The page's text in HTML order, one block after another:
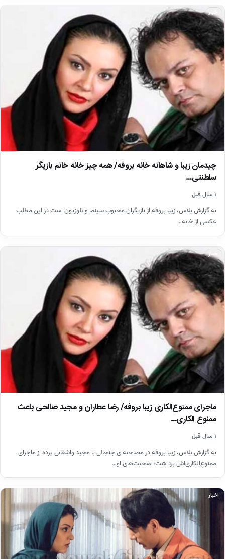
اخبار
چیدمان زیبا و شاهانه خانه بروفه/ همه چیز خانه خانم بازیگر
سلطنتی…
۱ سال قبل
به گزارش پلاس، زیبا بروفه از بازیگران محبوب سینما و تلوزیون است در این مطلب
عکسی از خانه…
اخبار
ماجرای ممنوع‌الکاری زیبا بروفه/ رضا عطاران و مجید صالحی باعث
ممنوع الکاری…
۱ سال قبل
به گزارش پلاس، زیبا بروفه در مصاحبه‌ای جنجالی با مجید واشقانی پرده از ماجرای
ممنوع‌الکاری‌اش برداشت؛ صحبت‌های او…
اخبار